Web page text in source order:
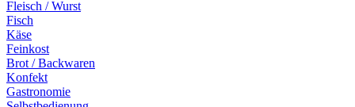
Fleisch / Wurst
Fisch
Käse
Feinkost
Brot / Backwaren
Konfekt
Gastronomie